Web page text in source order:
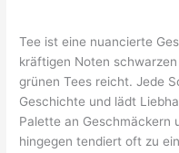
Tee ist eine nuancierte
kräftigen Noten
grünen Tees reicht. Jede
Geschichte und lädt
Palette an Geschmäckern
hingegen tendiert oft zu